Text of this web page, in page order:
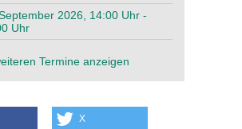
2026, 14:00 Uhr -
Uhr
Termine anzeigen
X